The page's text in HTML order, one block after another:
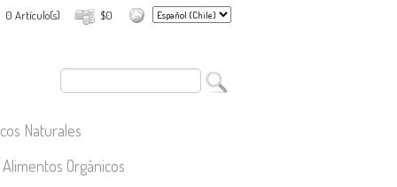
$0
0 Artículo(s)
Naturales
Alimentos Orgánicos